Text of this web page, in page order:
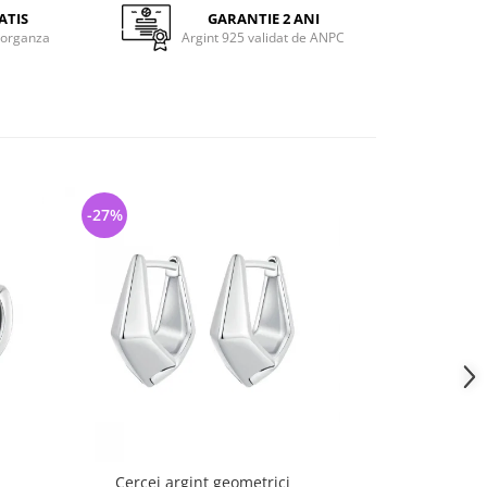
GARANTIE 2 ANI
Argint 925 validat de ANPC
Cercei argint geometrici
-27%